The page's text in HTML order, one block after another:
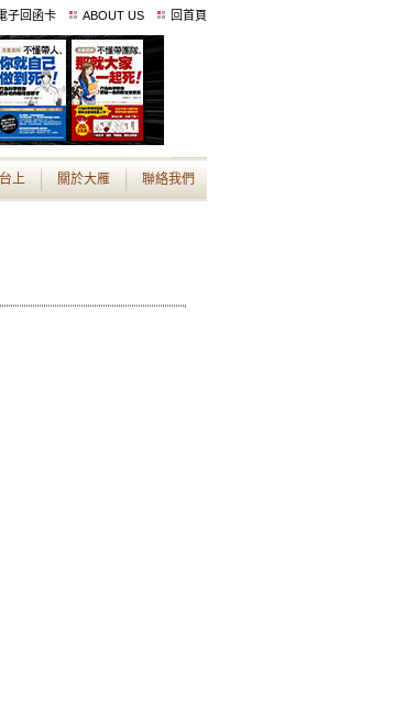
子回函卡 ABOUT US 回首頁
上 關於大雁 聯絡我們